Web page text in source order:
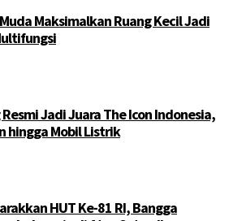
Maksimalkan Ruang Kecil Jadi
Jadi Juara The Icon Indonesia,
hingga Mobil Listrik
HUT Ke-81 RI, Bangga